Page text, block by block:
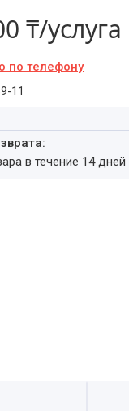
₸/услуга
по телефону
11
в течение 14 дней